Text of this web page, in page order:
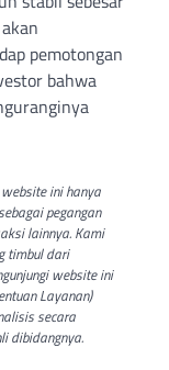
pemotongan
bahwa
ini hanya
pegangan
lainnya. Kami
timbul dari
website ini
Layanan)
secara
dibidangnya.